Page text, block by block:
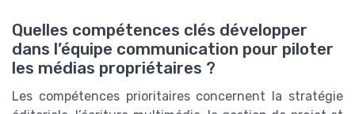
Quelles compétences clés développer
dans l’équipe communication pour piloter
les médias propriétaires ?
Les compétences prioritaires concernent la stratégie